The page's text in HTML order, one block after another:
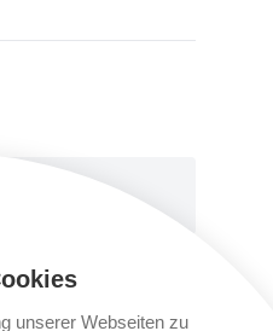
unserer Webseiten zu